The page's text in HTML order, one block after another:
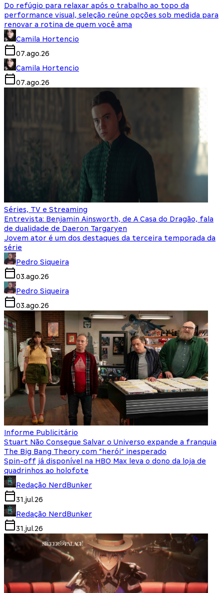
Do refúgio para relaxar após o trabalho ao topo da
performance visual, seleção reúne opções sob medida para
renovar a rotina de quem você ama
Camila Hortencio
07.ago.26
Camila Hortencio
07.ago.26
Séries, TV e Streaming
Entrevista: Benjamin Ainsworth, de A Casa do Dragão, fala
de dualidade de Daeron Targaryen
Jovem ator é um dos destaques da terceira temporada da
série
Pedro Siqueira
03.ago.26
Pedro Siqueira
03.ago.26
Informe Publicitário
Stuart Não Consegue Salvar o Universo expande a franquia
The Big Bang Theory com “herói” inesperado
Spin-off já disponível na HBO Max leva o dono da loja de
quadrinhos ao holofote
Redação NerdBunker
31.jul.26
Redação NerdBunker
31.jul.26